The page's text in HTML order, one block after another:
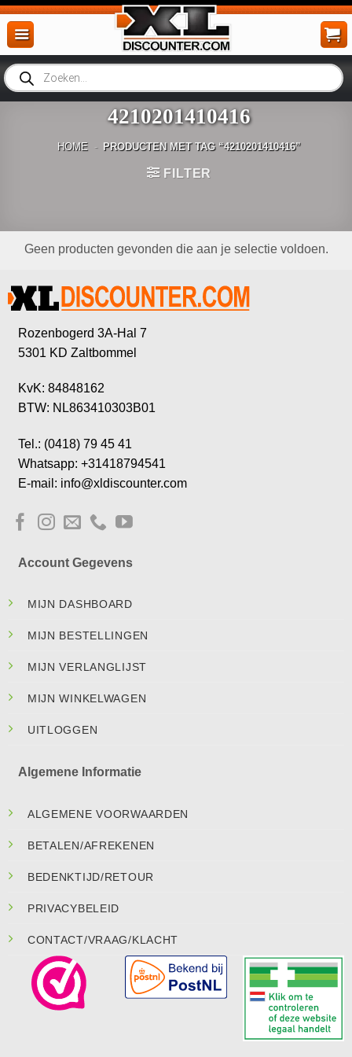
Ga
naar
inhoud
Producten
zoeken
4210201410416
HOME - PRODUCTEN MET TAG “4210201410416”
FILTER
Geen producten gevonden die aan je selectie voldoen.
Rozenbogerd 3A-Hal 7
5301 KD Zaltbommel
KvK: 84848162
BTW: NL863410303B01
Tel.: (0418) 79 45 41
Whatsapp: +31418794541
E-mail: info@xldiscounter.com
Account Gegevens
MIJN DASHBOARD
MIJN BESTELLINGEN
MIJN VERLANGLIJST
MIJN WINKELWAGEN
UITLOGGEN
Algemene Informatie
ALGEMENE VOORWAARDEN
BETALEN/AFREKENEN
BEDENKTIJD/RETOUR
PRIVACYBELEID
CONTACT/VRAAG/KLACHT